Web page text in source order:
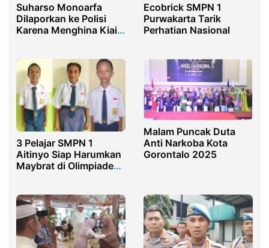
Suharso Monoarfa
Dilaporkan ke Polisi
Karena Menghina Kiai
Ecobrick SMPN 1
Purwakarta Tarik
Perhatian Nasional
3 Pelajar SMPN 1
Aitinyo Siap Harumkan
Maybrat di Olimpiade
Malam Puncak Duta
Anti Narkoba Kota
Gorontalo 2025